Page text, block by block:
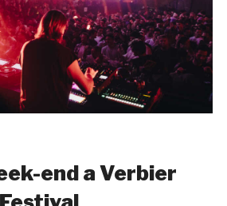
end a Verbier